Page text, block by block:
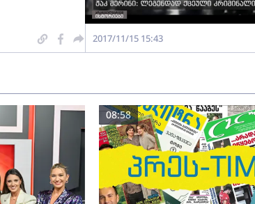
08:58
2017/11/15 15:43